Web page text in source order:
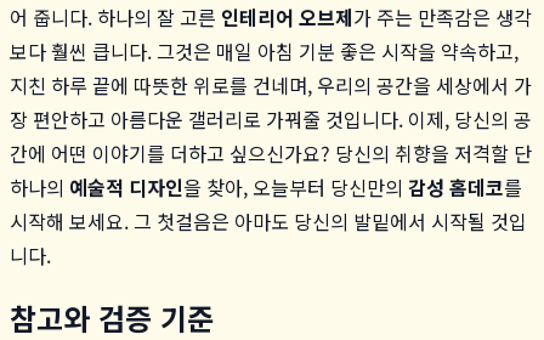
어 줍니다. 하나의 잘 고른 인테리어 오브제가 주는 만족감은 생각
보다 훨씬 큽니다. 그것은 매일 아침 기분 좋은 시작을 약속하고,
지친 하루 끝에 따뜻한 위로를 건네며, 우리의 공간을 세상에서 가
장 편안하고 아름다운 갤러리로 가꿔줄 것입니다. 이제, 당신의 공
간에 어떤 이야기를 더하고 싶으신가요? 당신의 취향을 저격할 단
하나의 예술적 디자인을 찾아, 오늘부터 당신만의 감성 홈데코를
시작해 보세요. 그 첫걸음은 아마도 당신의 발밑에서 시작될 것입
니다.
참고와 검증 기준